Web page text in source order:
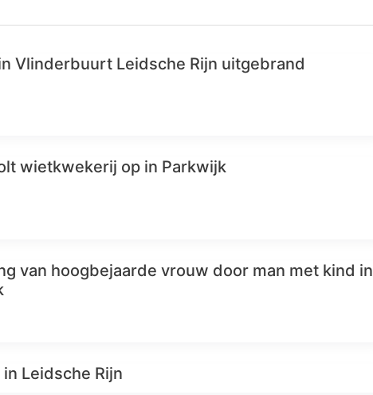
Vlinderbuurt Leidsche Rijn uitgebrand
wietkwekerij op in Parkwijk
van hoogbejaarde vrouw door man met kind in
Leidsche Rijn